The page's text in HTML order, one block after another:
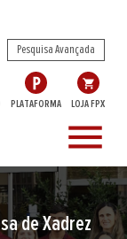
Pesquisa Avançada
PLATAFORMA LOJA FPX
menu